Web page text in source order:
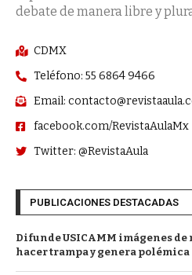
debate de manera libre y
CDMX
Teléfono: 55 6864 9466
Email:
facebook.com/RevistaAulaMx
Twitter: @RevistaAula
PUBLICACIONES DESTACADAS
Difunde USICAMM imágenes de
hacer trampa y genera polémica